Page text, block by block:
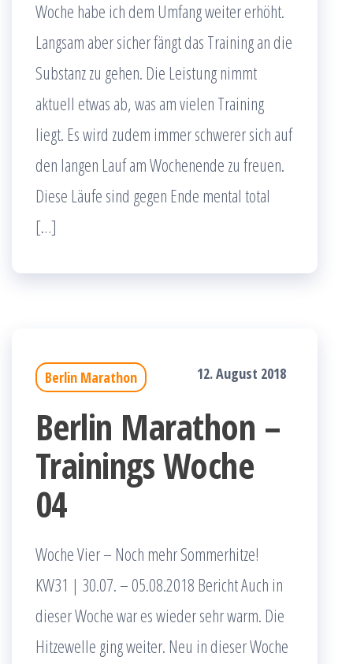
Woche habe ich dem Umfang weiter erhöht.
Langsam aber sicher fängt das Training an die
Substanz zu gehen. Die Leistung nimmt
aktuell etwas ab, was am vielen Training
liegt. Es wird zudem immer schwerer sich auf
den langen Lauf am Wochenende zu freuen.
Diese Läufe sind gegen Ende mental total
[…]
Berlin Marathon 12. August 2018
Berlin Marathon –
Trainings Woche
04
Woche Vier – Noch mehr Sommerhitze!
KW31 | 30.07. – 05.08.2018 Bericht Auch in
dieser Woche war es wieder sehr warm. Die
Hitzewelle ging weiter. Neu in dieser Woche